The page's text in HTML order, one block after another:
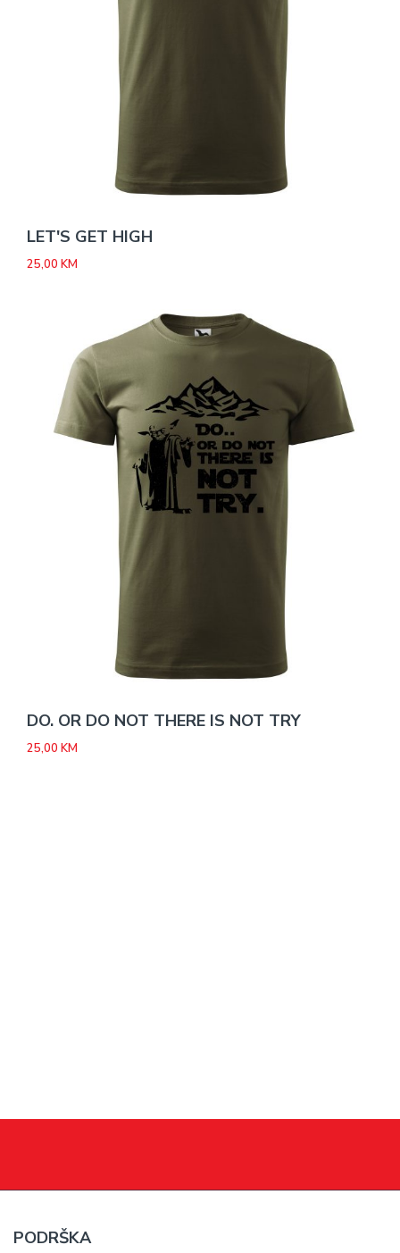
LET'S GET HIGH
25,00 KM
DO. OR DO NOT THERE IS NOT TRY
25,00 KM
PODRŠKA